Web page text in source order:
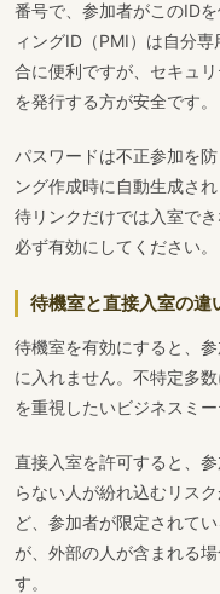
番号で、参加者がこのID
ィングID（PMI）は自分
合に便利ですが、セキュ
を発行する方が安全です。
パスワードは不正参加を
ング作成時に自動生成さ
待リンクだけでは入室で
必ず有効にしてください。
待機室と直接入室の違
待機室を有効にすると、
に入れません。不特定多
を重視したいビジネスミ
直接入室を許可すると、
らない人が紛れ込むリス
ど、参加者が限定されて
が、外部の人が含まれる
す。